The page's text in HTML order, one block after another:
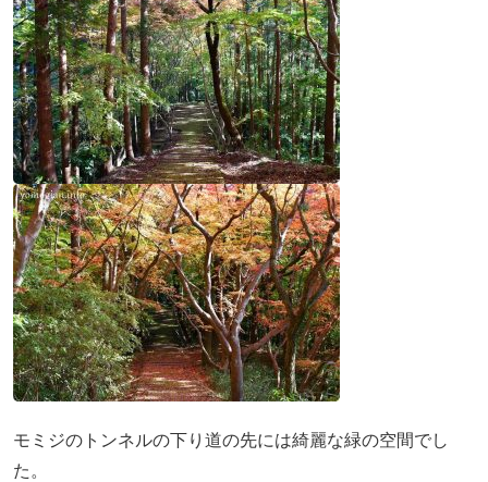
モミジのトンネルの下り道の先には綺麗な緑の空間でし
た。